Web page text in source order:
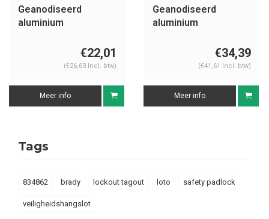
Geanodiseerd
aluminium
geel 72IB/30 GELB
€22,01
(€26,63 Incl. btw)
Meer info
Geanodiseerd
aluminium
blauw S1106BLU€34,39
(€41,61 Incl. btw)
Meer info
Tags
834862 brady lockout tagout loto safety padlock
veiligheidshangslot